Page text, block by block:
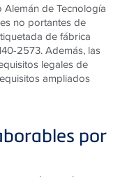
de Tecnología
no portantes de
de fábrica
2573. Además, las
legales de
ampliados
por